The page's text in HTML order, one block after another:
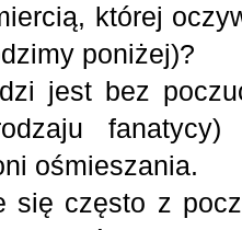
której
poniżej)?
jest bez
ośmieszania.
się często z